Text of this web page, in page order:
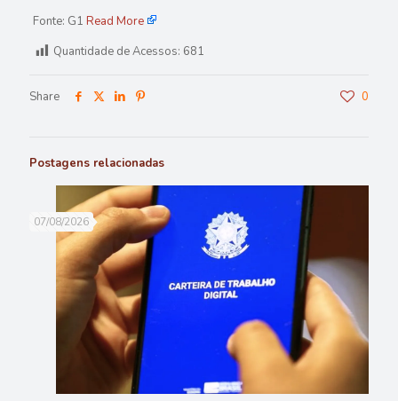
Fonte: G1 Read More
Quantidade de Acessos: 681
Share 0
Postagens relacionadas
07/08/2026